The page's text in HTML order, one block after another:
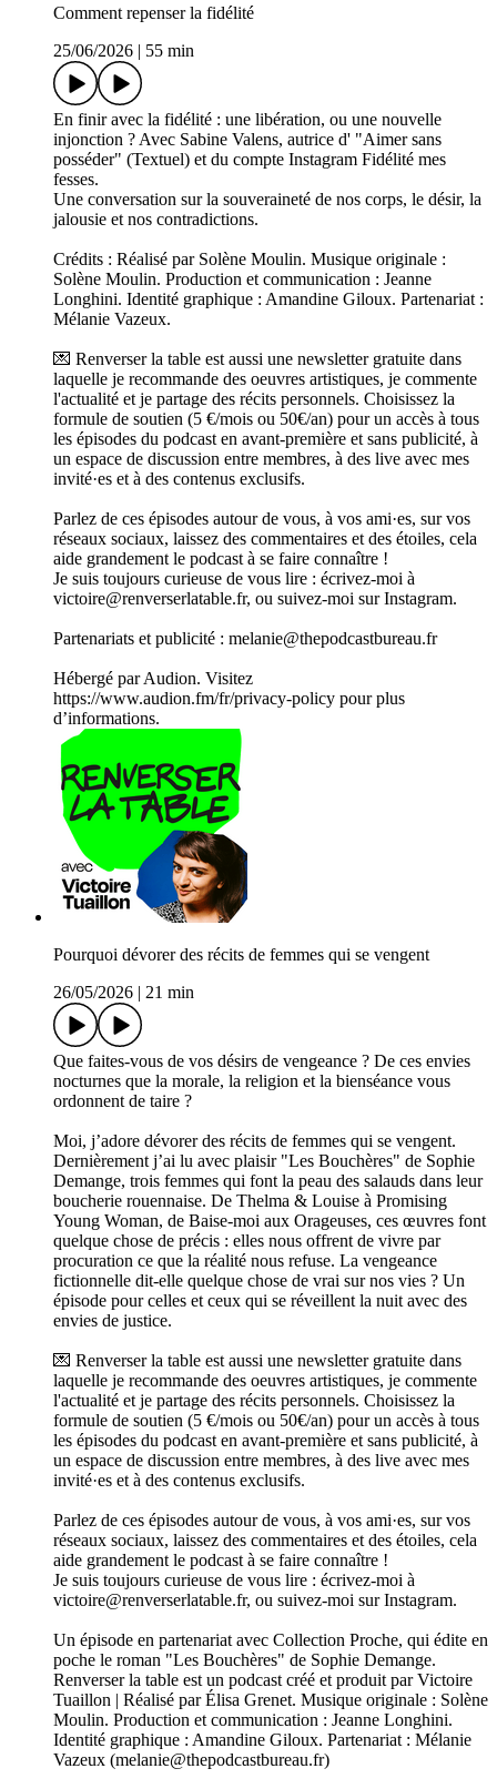
Comment repenser la fidélité
25/06/2026
55 min
En finir avec la fidélité : une libération, ou une nouvelle
injonction ? Avec Sabine Valens, autrice d' "Aimer sans
posséder" (Textuel) et du compte Instagram Fidélité mes
fesses.
Une conversation sur la souveraineté de nos corps, le désir, la
jalousie et nos contradictions.
Crédits : Réalisé par Solène Moulin. Musique originale :
Solène Moulin. Production et communication : Jeanne
Longhini. Identité graphique : Amandine Giloux. Partenariat :
Mélanie Vazeux.
💌 Renverser la table est aussi une newsletter gratuite dans
laquelle je recommande des oeuvres artistiques, je commente
l'actualité et je partage des récits personnels. Choisissez la
formule de soutien (5 €/mois ou 50€/an) pour un accès à tous
les épisodes du podcast en avant-première et sans publicité, à
un espace de discussion entre membres, à des live avec mes
invité·es et à des contenus exclusifs.
Parlez de ces épisodes autour de vous, à vos ami·es, sur vos
réseaux sociaux, laissez des commentaires et des étoiles, cela
aide grandement le podcast à se faire connaître !
Je suis toujours curieuse de vous lire : écrivez-moi à
victoire@renverserlatable.fr, ou suivez-moi sur Instagram.
Partenariats et publicité : melanie@thepodcastbureau.fr
Hébergé par Audion. Visitez
https://www.audion.fm/fr/privacy-policy pour plus
d’informations.
Pourquoi dévorer des récits de femmes qui se vengent
26/05/2026
21 min
Que faites-vous de vos désirs de vengeance ? De ces envies
nocturnes que la morale, la religion et la bienséance vous
ordonnent de taire ?
Moi, j’adore dévorer des récits de femmes qui se vengent.
Dernièrement j’ai lu avec plaisir "Les Bouchères" de Sophie
Demange, trois femmes qui font la peau des salauds dans leur
boucherie rouennaise. De Thelma & Louise à Promising
Young Woman, de Baise-moi aux Orageuses, ces œuvres font
quelque chose de précis : elles nous offrent de vivre par
procuration ce que la réalité nous refuse. La vengeance
fictionnelle dit-elle quelque chose de vrai sur nos vies ? Un
épisode pour celles et ceux qui se réveillent la nuit avec des
envies de justice.
💌 Renverser la table est aussi une newsletter gratuite dans
laquelle je recommande des oeuvres artistiques, je commente
l'actualité et je partage des récits personnels. Choisissez la
formule de soutien (5 €/mois ou 50€/an) pour un accès à tous
les épisodes du podcast en avant-première et sans publicité, à
un espace de discussion entre membres, à des live avec mes
invité·es et à des contenus exclusifs.
Parlez de ces épisodes autour de vous, à vos ami·es, sur vos
réseaux sociaux, laissez des commentaires et des étoiles, cela
aide grandement le podcast à se faire connaître !
Je suis toujours curieuse de vous lire : écrivez-moi à
victoire@renverserlatable.fr, ou suivez-moi sur Instagram.
Un épisode en partenariat avec Collection Proche, qui édite en
poche le roman "Les Bouchères" de Sophie Demange.
Renverser la table est un podcast créé et produit par Victoire
Tuaillon | Réalisé par Élisa Grenet. Musique originale : Solène
Moulin. Production et communication : Jeanne Longhini.
Identité graphique : Amandine Giloux. Partenariat : Mélanie
Vazeux (melanie@thepodcastbureau.fr)